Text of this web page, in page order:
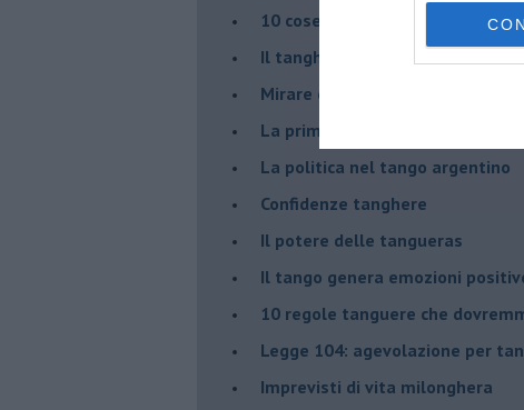
10 cose da non dire a fine tanda
Il tanghero odioso
Mirare con la PNL
La prima volta
La politica nel tango argentino
Confidenze tanghere
Il potere delle tangueras
Il tango genera emozioni
10 regole tanguere che
Legge 104: agevolazione per
Imprevisti di vita milonghera